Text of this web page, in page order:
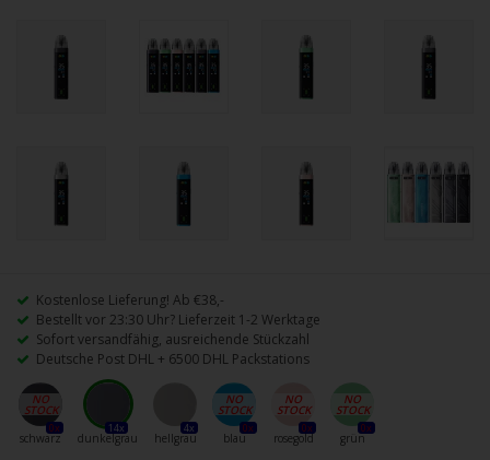
Kostenlose Lieferung! Ab €38,-
Bestellt vor 23:30 Uhr? Lieferzeit 1-2 Werktage
Sofort versandfähig, ausreichende Stückzahl
Deutsche Post DHL + 6500 DHL Packstations
0x
schwarz
14x
dunkelgrau
4x
hellgrau
0x
blau
0x
rosegold
0x
grün